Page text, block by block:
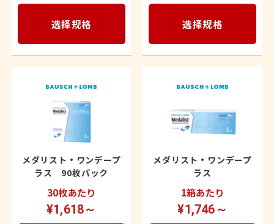
选择规格 选择规格
メダリスト・ワンデープ
ラス 90枚パック
30枚あたり
¥1,618～
メダリスト・ワンデープ
ラス
1箱あたり
¥1,746～